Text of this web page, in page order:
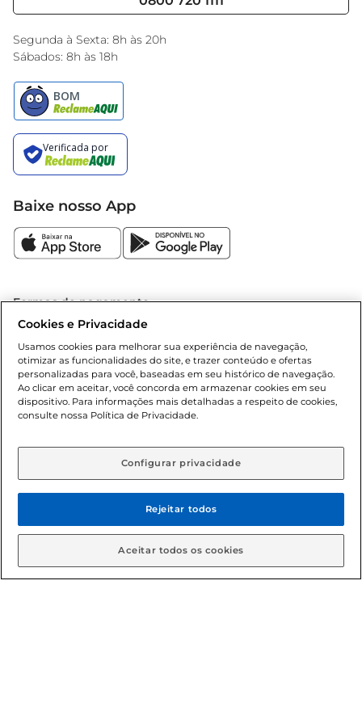
Black Friday
Encarte do Dia
Segunda à Sexta: 8h às 20h
Sábados: 8h às 18h
Baixe nosso App
Formas de pagamento
Política de troca e devolução
Política de entrega
Condições gerais: Em caso de divergência de valores, o
valor válido é o do carrinho de compras. Fotos ilustrativas.
Cookies e Privacidade
Usamos cookies para melhorar sua experiência de navegação,
otimizar as funcionalidades do site, e trazer conteúdo e ofertas
personalizadas para você, baseadas em seu histórico de navegação.
Ao clicar em aceitar, você concorda em armazenar cookies em seu
dispositivo. Para informações mais detalhadas a respeito de cookies,
consulte nossa Política de Privacidade.
Configurar privacidade
Rejeitar todos
Aceitar todos os cookies